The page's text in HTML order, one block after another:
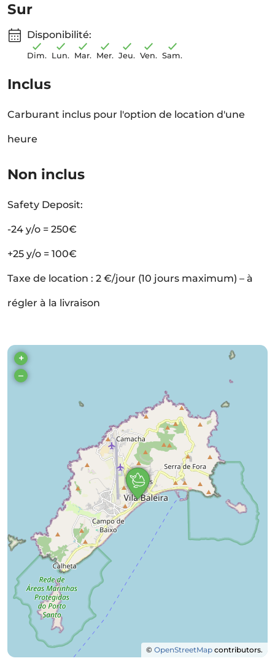
Sur
Disponibilité:
Dim. Lun. Mar. Mer. Jeu. Ven. Sam.
Inclus
Carburant inclus pour l'option de location d'une
heure
Non inclus
Safety Deposit:
-24 y/o = 250€
+25 y/o = 100€
Taxe de location : 2 €/jour (10 jours maximum) – à
régler à la livraison
+
–
© OpenStreetMap contributors.